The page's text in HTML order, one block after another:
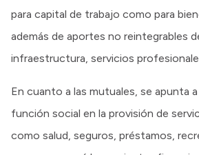
para capital de trabajo como para
además de aportes no reintegrables
infraestructura, servicios
En cuanto a las mutuales, se apunta
función social en la provisión de
como salud, seguros, préstamos,